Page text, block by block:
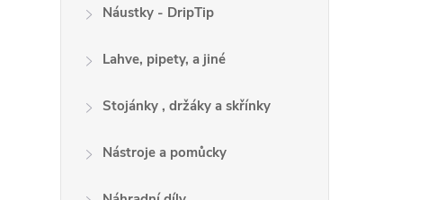
Náustky - DripTip
Lahve, pipety, a jiné
Stojánky , držáky a skřínky
Nástroje a pomůcky